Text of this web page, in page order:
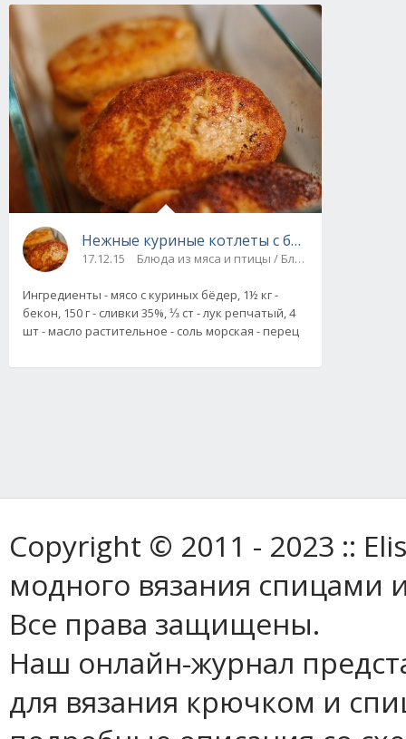
Нежные куриные котлеты с беконом,
17.12.15 Блюда из мяса и птицы / Блюда из фарша
Ингредиенты - мясо с куриных бёдер, 1½ кг -
бекон, 150 г - сливки 35%, ⅓ ст - лук репчатый, 4
шт - масло растительное - соль морская - перец
Copyright © 2011 - 2023 ::
модного вязания спицами
Все права защищены.
Наш онлайн-журнал
для вязания крючком и